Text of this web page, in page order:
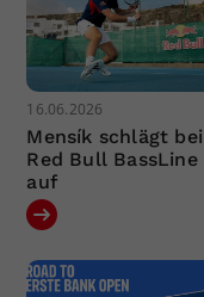
16.06.2026
Mensík schlägt bei
Red Bull BassLine
auf